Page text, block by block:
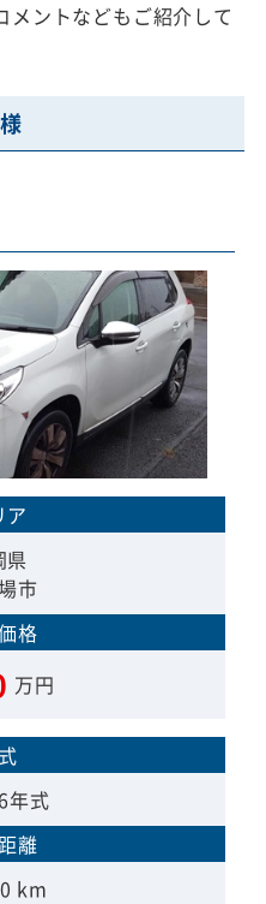
メントなどもご紹介して
ア
県
市
格
万円
年式
離
km